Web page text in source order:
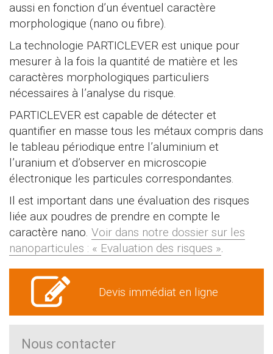
aussi en fonction d’un éventuel caractère
morphologique (nano ou fibre).
La technologie PARTICLEVER est unique pour
mesurer à la fois la quantité de matière et les
caractères morphologiques particuliers
nécessaires à l’analyse du risque.
PARTICLEVER est capable de détecter et
quantifier en masse tous les métaux compris dans
le tableau périodique entre l’aluminium et
l’uranium et d’observer en microscopie
électronique les particules correspondantes.
Il est important dans une évaluation des risques
liée aux poudres de prendre en compte le
caractère nano. Voir dans notre dossier sur les
nanoparticules : « Evaluation des risques ».
Devis immédiat en ligne
Nous contacter